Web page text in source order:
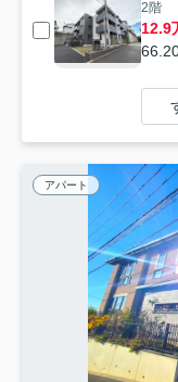
2階
12.9
アパート